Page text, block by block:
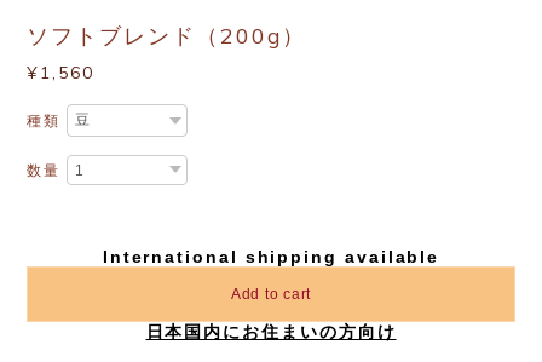
ソフトブレンド（200g）
¥1,560
種類
数量
International shipping available
Add to cart
日本国内にお住まいの方向け